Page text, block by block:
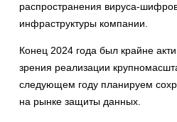
распространения вируса-
инфраструктуры компании.
Конец 2024 года был крайне
зрения реализации
следующем году планируем
на рынке защиты данных.